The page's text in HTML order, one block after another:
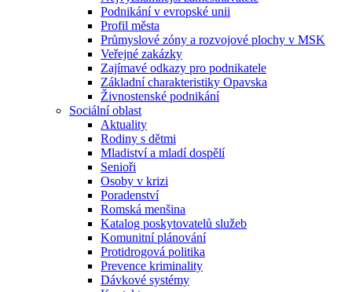
Podnikání v evropské unii
Profil města
Průmyslové zóny a rozvojové plochy v MSK
Veřejné zakázky
Zajímavé odkazy pro podnikatele
Základní charakteristiky Opavska
Živnostenské podnikání
Sociální oblast
Aktuality
Rodiny s dětmi
Mladiství a mladí dospělí
Senioři
Osoby v krizi
Poradenství
Romská menšina
Katalog poskytovatelů služeb
Komunitní plánování
Protidrogová politika
Prevence kriminality
Dávkové systémy